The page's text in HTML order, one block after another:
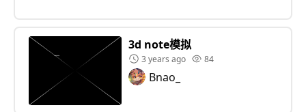
调整所有音频的音量，例如锤子的音量不会跟**的
楼上装修一样了
修复一大堆陈年bug（过于屎山的没动）
3d note模拟
3 years ago 84
Bnao_